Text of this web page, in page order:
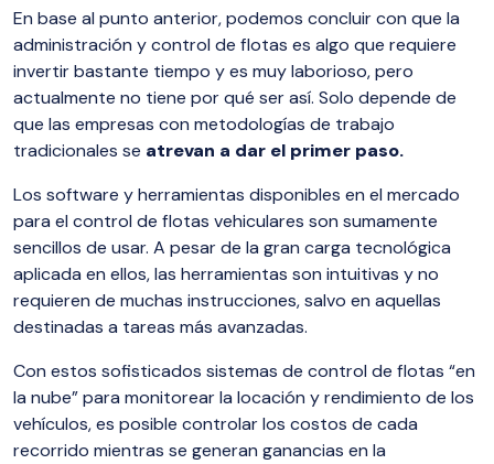
En base al punto anterior, podemos concluir con que la
administración y control de flotas es algo que requiere
invertir bastante tiempo y es muy laborioso, pero
actualmente no tiene por qué ser así. Solo depende de
que las empresas con metodologías de trabajo
tradicionales se atrevan a dar el primer paso.
Los software y herramientas disponibles en el mercado
para el control de flotas vehiculares son sumamente
sencillos de usar. A pesar de la gran carga tecnológica
aplicada en ellos, las herramientas son intuitivas y no
requieren de muchas instrucciones, salvo en aquellas
destinadas a tareas más avanzadas.
Con estos sofisticados sistemas de control de flotas “en
la nube” para monitorear la locación y rendimiento de los
vehículos, es posible controlar los costos de cada
recorrido mientras se generan ganancias en la